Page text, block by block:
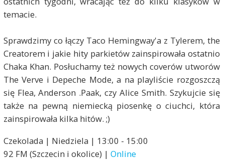
temacie.
Sprawdzimy co łączy Taco Hemingway'a z Tylerem, the
Creatorem i jakie hity parkietów zainspirowała ostatnio
Chaka Khan. Posłuchamy też nowych coverów utworów
The Verve i Depeche Mode, a na playliście rozgoszczą
się Flea, Anderson .Paak, czy Alice Smith. Szykujcie się
także na pewną niemiecką piosenkę o ciuchci, która
zainspirowała kilka hitów. ;)
Czekolada | Niedziela | 13:00 - 15:00
92 FM (Szczecin i okolice) | Online